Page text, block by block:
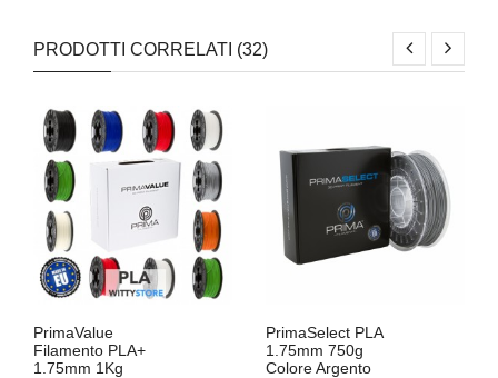
PRODOTTI CORRELATI (32)
PrimaValue
Filamento PLA+
1.75mm 1Kg
PrimaSelect PLA
1.75mm 750g
Colore Argento